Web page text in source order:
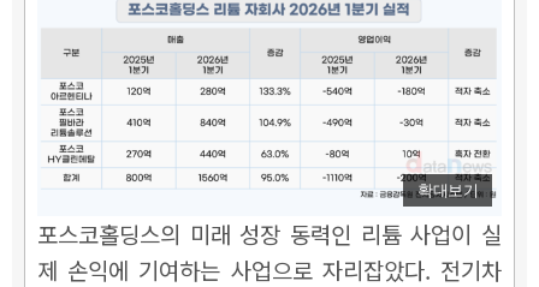
확대보기
포스코홀딩스의 미래 성장 동력인 리튬 사업이 실
제 손익에 기여하는 사업으로 자리잡았다. 전기차